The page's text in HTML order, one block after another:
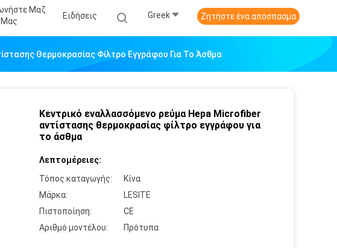
Μαζ
Μας
Ειδήσεις Greek Ζητήστε ένα απόσπασμα
Θερμοκρασίας Φίλτρο Εγγράφου Για Το Άσθμα
Κεντρικό εναλλασσόμενο ρεύμα Hepa Microfiber
αντίστασης θερμοκρασίας φίλτρο εγγράφου για
το άσθμα
Λεπτομέρειες:
Τόπος καταγωγής:
Κίνα
Μάρκα:
LESITE
Πιστοποίηση:
CE
Αριθμό μοντέλου:
Πρότυπα